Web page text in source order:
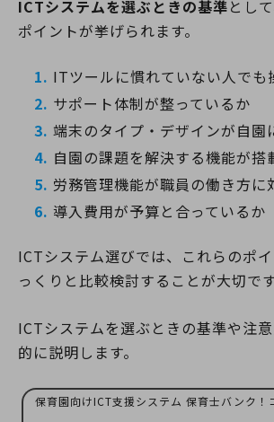
ICTシステムを選ぶときの基準とし
ポイントが挙げられます。
ITツールに慣れていない人でも
サポート体制が整っているか
端末のタイプ・デザインが自園
自園の課題を解決する機能が搭
労務管理機能が職員の働き方に
導入費用が予算と合っているか
ICTシステム選びでは、これらのポ
っくりと比較検討することが大切です
ICTシステムを選ぶときの基準や注
的に説明します。
保育園向けICT支援システム 保育士バンク！